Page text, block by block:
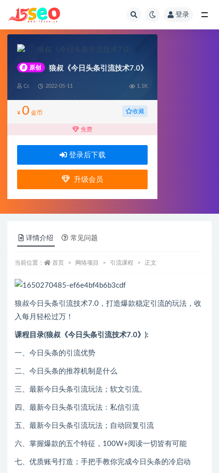
登录
# 原创 狼叔《今日头条引流技术7.0》
Cc 2022-05-11 1.1K
¥ 0 金币 收藏
免费
登录后下载
升级会员
详情介绍 常见问题
当前位置： 首页 网络项目 引流课程 正文
狼叔今日头条引流技术7.0，打造爆款稳定引流的玩法，收
入每月轻松过万！
课程目录(狼叔《今日头条引流技术7.0》):
一、今日头条的引流优势
二、今日头条的推荐机制是什么
三、最新今日头条引流玩法；软文引流。
四、最新今日头条引流玩法：私信引流
五、最新今日头条引流玩法；自动回复引流
六、掌握爆款的五个特征，100W+阅读一切皆有可能
七、优质账号打造；手把手教你完成今日头条的冷启动